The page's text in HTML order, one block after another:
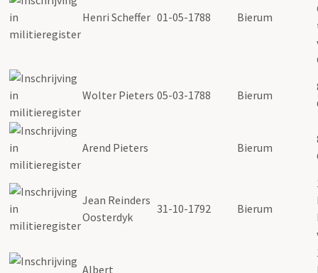
Henri Scheffer 01-05-1788 Bierum
Wolter Pieters 05-03-1788 Bierum
Arend Pieters Bierum
Jean Reinders
Oosterdyk
31-10-1792 Bierum
Albert